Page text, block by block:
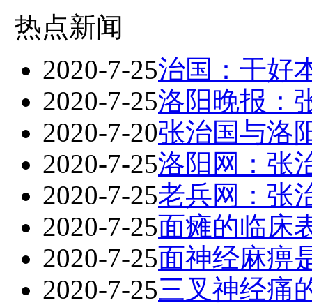
热点新闻
2020-7-25治国：干好
2020-7-25洛阳晚报：
2020-7-20张治国与洛
2020-7-25洛阳网：张
2020-7-25老兵网：张
2020-7-25面瘫的临床
2020-7-25面神经麻痹
2020-7-25三叉神经痛